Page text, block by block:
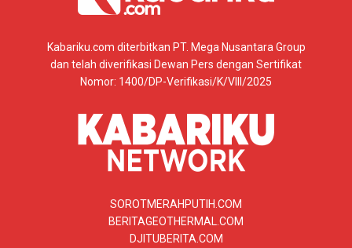
Kabariku.com diterbitkan PT. Mega Nusantara Group
dan telah diverifikasi Dewan Pers dengan Sertifikat
Nomor: 1400/DP-Verifikasi/K/VIII/2025
SOROTMERAHPUTIH.COM
BERITAGEOTHERMAL.COM
DJITUBERITA.COM